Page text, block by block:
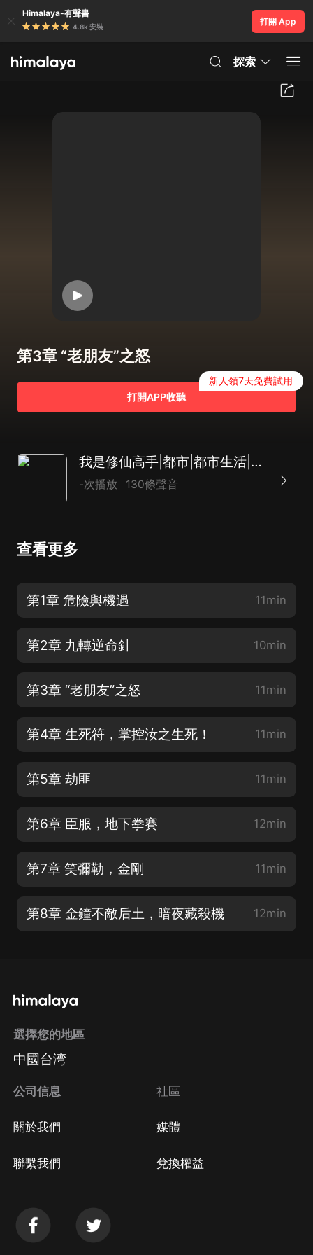
Himalaya-有聲書
4.8k 安裝
打開 App
探索
第3章 “老朋友”之怒
打開APP收聽
新人領7天免費試用
我是修仙高手|都市|都市生活|修仙|AI專輯
-次播放 130條聲音
查看更多
第1章 危險與機遇 11min
第2章 九轉逆命針 10min
第3章 “老朋友”之怒 11min
第4章 生死符，掌控汝之生死！ 11min
第5章 劫匪 11min
第6章 臣服，地下拳賽 12min
第7章 笑彌勒，金剛 11min
第8章 金鐘不敵后土，暗夜藏殺機 12min
選擇您的地區
中國台湾
公司信息
關於我們
聯繫我們
社區
媒體
兌換權益